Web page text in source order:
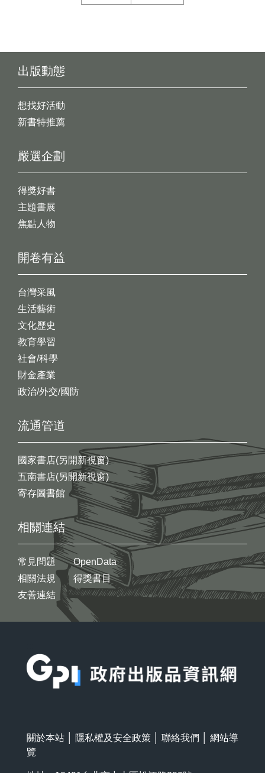
出版動態
想找好活動
新書特推薦
開卷有益
台灣采風
生活藝術
文化歷史
教育學習
社會/科學
財金產業
政治/外交/國防
嚴選企劃
得獎好書
主題書展
焦點人物
流通管道
國家書店(另開新視窗)
五南書店(另開新視窗)
寄存圖書館
相關連結
常見問題
相關法規
友善連結
OpenData
得獎書目
關於本站 隱私權及安全政策 聯絡我們
網站導
覽